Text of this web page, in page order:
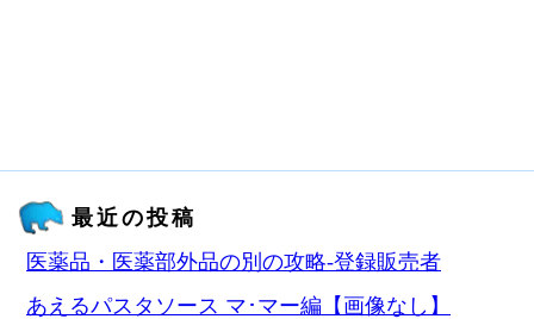
最近の投稿
医薬品・医薬部外品の別の攻略‐登録販売者
あえるパスタソース マ･マー編【画像なし】